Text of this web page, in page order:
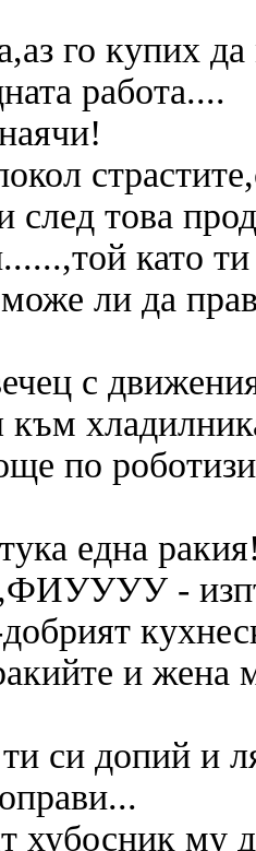
го купих
работа....
след това
като
може ли да
с
към
по
една
-
и жена
си допий и
хубосник му